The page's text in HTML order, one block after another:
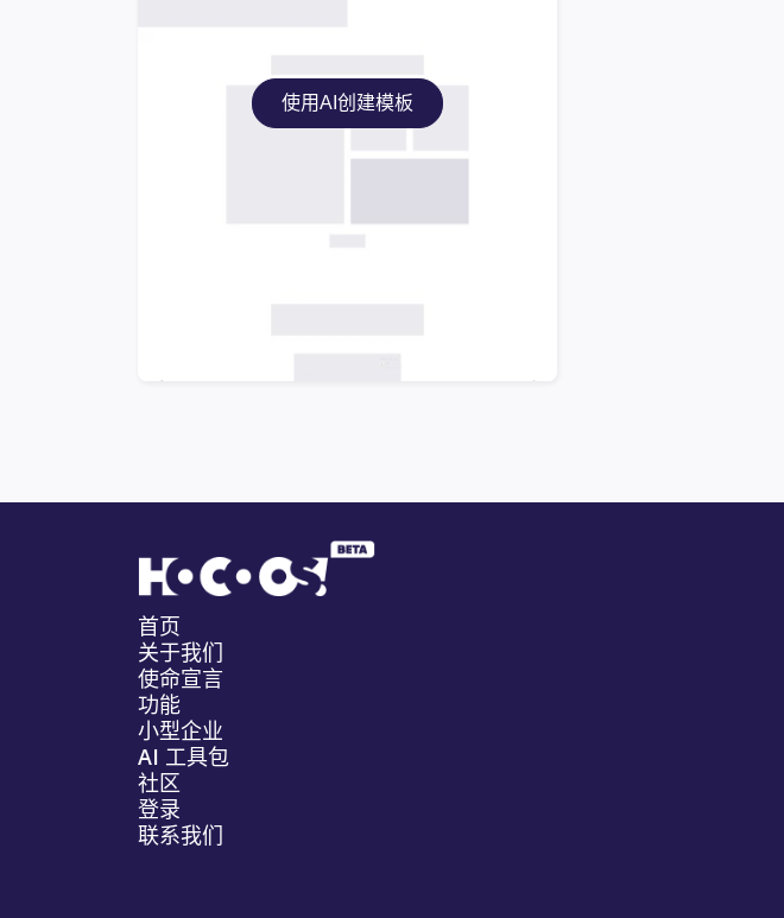
使用AI创建模板
首页
关于我们
使命宣言
功能
小型企业
AI 工具包
社区
登录
联系我们